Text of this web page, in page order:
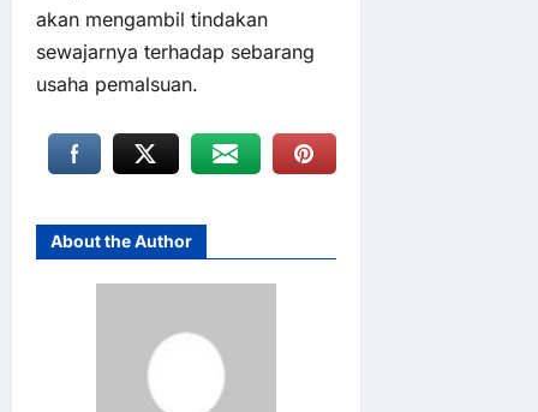
akan mengambil tindakan
sewajarnya terhadap sebarang
usaha pemalsuan.
About the Author